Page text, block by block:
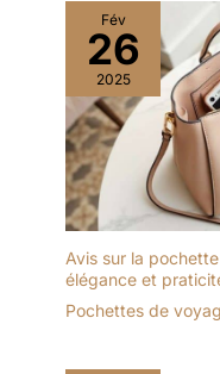
Fév
26
2025
Avis sur la
élégance et
Pochettes de